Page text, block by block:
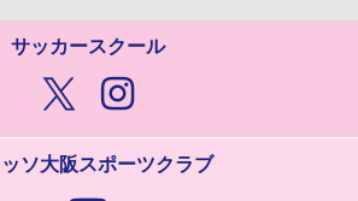
サッカースクール
ソ大阪スポーツクラブ